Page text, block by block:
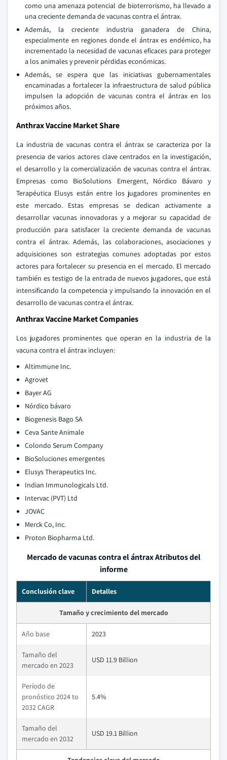
como una amenaza potencial de bioterrorismo, ha llevado a
una creciente demanda de vacunas contra el ántrax.
Además, la creciente industria ganadera de China,
especialmente en regiones donde el ántrax es endémico, ha
incrementado la necesidad de vacunas eficaces para proteger
a los animales y prevenir pérdidas económicas.
Además, se espera que las iniciativas gubernamentales
encaminadas a fortalecer la infraestructura de salud pública
impulsen la adopción de vacunas contra el ántrax en los
próximos años.
Anthrax Vaccine Market Share
La industria de vacunas contra el ántrax se caracteriza por la
presencia de varios actores clave centrados en la investigación,
el desarrollo y la comercialización de vacunas contra el ántrax.
Empresas como BioSolutions Emergent, Nórdico Bávaro y
Terapéutica Elusys están entre los jugadores prominentes en
este mercado. Estas empresas se dedican activamente a
desarrollar vacunas innovadoras y a mejorar su capacidad de
producción para satisfacer la creciente demanda de vacunas
contra el ántrax. Además, las colaboraciones, asociaciones y
adquisiciones son estrategias comunes adoptadas por estos
actores para fortalecer su presencia en el mercado. El mercado
también es testigo de la entrada de nuevos jugadores, que está
intensificando la competencia y impulsando la innovación en el
desarrollo de vacunas contra el ántrax.
Anthrax Vaccine Market Companies
Los jugadores prominentes que operan en la industria de la
vacuna contra el ántrax incluyen:
Altimmune Inc.
Agrovet
Bayer AG
Nórdico bávaro
Biogenesis Bago SA
Ceva Sante Animale
Colondo Serum Company
BioSoluciones emergentes
Elusys Therapeutics Inc.
Indian Immunologicals Ltd.
Intervac (PVT) Ltd
JOVAC
Merck Co, Inc.
Proton Biopharma Ltd.
Mercado de vacunas contra el ántrax Atributos del
informe
Conclusión clave Detalles
Tamaño y crecimiento del mercado
Año base 2023
Tamaño del
mercado en 2023
USD 11.9 Billion
Período de
pronóstico 2024 to
2032 CAGR
5.4%
Tamaño del
mercado en 2032
USD 19.1 Billion